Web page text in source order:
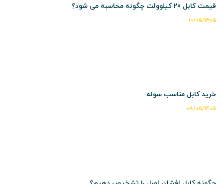
قیمت کابل 20 کیلوولت چگونه محاسبه می شود؟
۱۰/۰۵/۱۴۰۵
خرید کابل مناسب سوله
۰۸/۰۵/۱۴۰۵